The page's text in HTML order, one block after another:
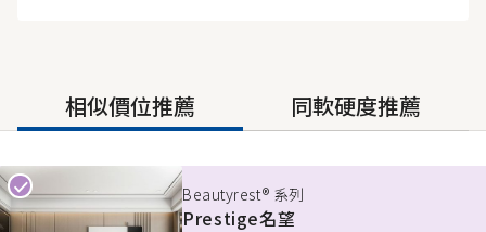
相似價位推薦 同軟硬度推薦
Beautyrest® 系列
Prestige名望
Beautyrest® 系列
Prestige名望